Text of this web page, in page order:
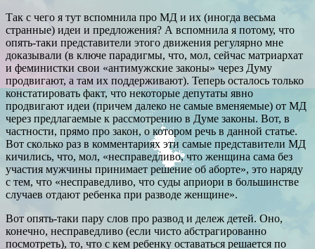
Так с чего я тут вспомнила про МД и их (иногда весьма
странные) идеи и предложения? А вспомнила я потому, что
опять-таки представители этого движения регулярно мне
доказывали (в ключе парадигмы, что, мол, сейчас матриархат
и феминистки свои «антимужские законы» через Думу
продвигают, а там их поддерживают). Теперь осталось только
констатировать факт, что некоторые депутаты явно
продвигают идеи (причем далеко не самые вменяемые) от МД
через предлагаемые к рассмотрению в Думе законы. Вот, в
частности, прямо про закон, о котором речь в данной статье.
Вот сколько раз в комментариях эти самые представители МД
кичились, что, мол, «несправедливо, что женщина сама без
участия мужчины принимает решение об аборте», это наряду
с тем, что «несправедливо, что суды априори в большинстве
случаев отдают ребенка при разводе женщине».
Вот опять-таки пару слов про развод и дележ детей. Оно,
конечно, несправедливо (если чисто абстрагированно
посмотреть), то, что с кем ребенку оставаться решается по